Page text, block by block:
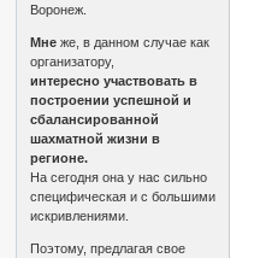
Воронеж.
Мне же, в данном случае как
организатору,
интересно участвовать в
построении успешной и
сбалансированной
шахматной жизни в
регионе.
На сегодня она у нас сильно
специфическая и с большими
искривлениями.
Поэтому, предлагая свое